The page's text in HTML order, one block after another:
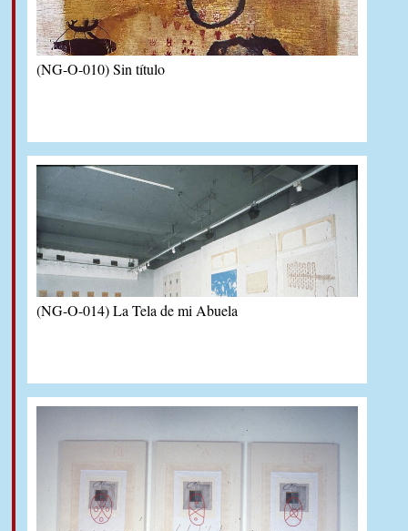
(NG-O-010) Sin título
(NG-O-014) La Tela de mi Abuela